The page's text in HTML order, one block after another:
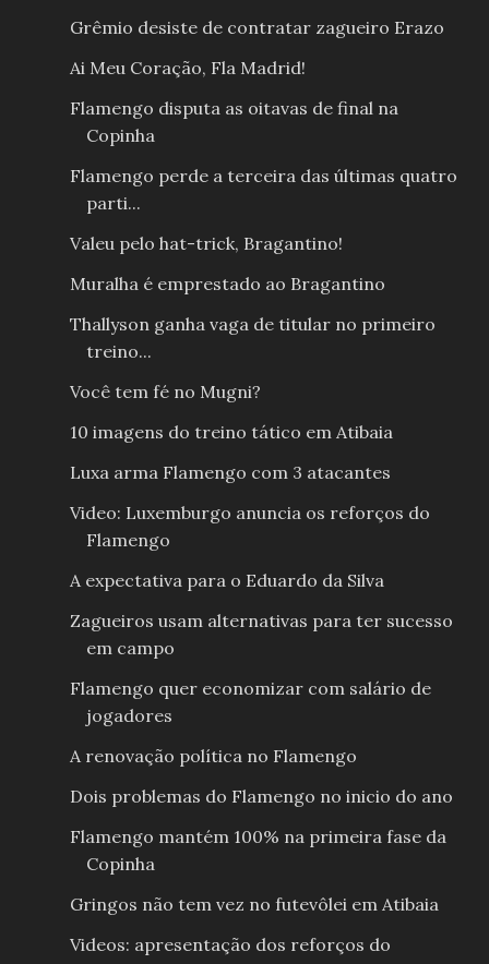
Grêmio desiste de contratar zagueiro Erazo
Ai Meu Coração, Fla Madrid!
Flamengo disputa as oitavas de final na
Copinha
Flamengo perde a terceira das últimas quatro
parti...
Valeu pelo hat-trick, Bragantino!
Muralha é emprestado ao Bragantino
Thallyson ganha vaga de titular no primeiro
treino...
Você tem fé no Mugni?
10 imagens do treino tático em Atibaia
Luxa arma Flamengo com 3 atacantes
Video: Luxemburgo anuncia os reforços do
Flamengo
A expectativa para o Eduardo da Silva
Zagueiros usam alternativas para ter sucesso
em campo
Flamengo quer economizar com salário de
jogadores
A renovação política no Flamengo
Dois problemas do Flamengo no inicio do ano
Flamengo mantém 100% na primeira fase da
Copinha
Gringos não tem vez no futevôlei em Atibaia
Videos: apresentação dos reforços do